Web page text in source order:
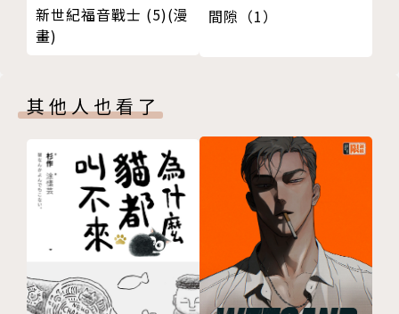
新世紀福音戰士 (5)(漫
畫)
間隙（1）
其他人也看了